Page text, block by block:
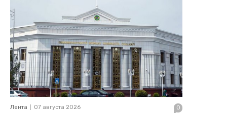
Лента 07 августа 2026 0